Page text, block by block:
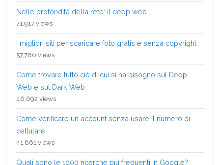
Nelle profondità della rete: il deep web
71,917 views
I migliori siti per scaricare foto gratis e senza copyright
57,786 views
Come trovare tutto ciò di cui si ha bisogno sul Deep
Web e sul Dark Web
46,692 views
Come verificare un account senza usare il numero di
cellulare
41,861 views
Quali sono le 1000 ricerche più frequenti in Google?